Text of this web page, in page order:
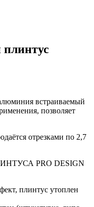
встраиваемый
позволяет
отрезками по 2,7
PRO DESIGN
плинтус утоплен